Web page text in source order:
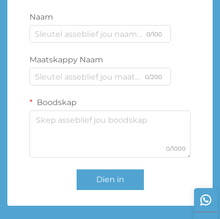
Naam
0/100
Maatskappy Naam
0/200
Boodskap
0/1000
Dien in